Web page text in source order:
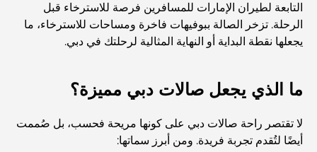
أفضل مدارس البكالوريا الدولية في دبي: دليل شامل لأولياء
الأمور
المخطط الرئيسي لتلال دبي: رؤية للحياة المجتمعية العصرية
مطعم دار أوبرا دبي: حيث يلتقي الطعام الفاخر بالثقافة
التابعة لطيران الإمارات للمسافرين فرصة للاسترخاء قبل
الرحلة. تزخر الصالة ببوفيهات فاخرة ومساحات للاسترخاء، ما
يجعلها نقطة البداية أو النهاية المثالية لرحلتك في دبي.
ما الذي يجعل صالات دبي مميزة؟
لا تقتصر راحة صالات دبي على كونها مريحة فحسب، بل صُممت
أيضًا لتُقدم تجربة فريدة. ومن أبرز سماتها: